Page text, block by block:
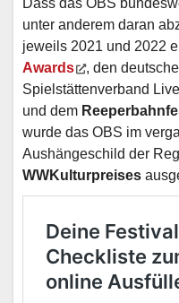
unter anderem daran
jeweils 2021 und 2022
Awards
, den
Spielstättenverband
und dem
wurde das OBS im
Aushängeschild der
WWKulturpreises